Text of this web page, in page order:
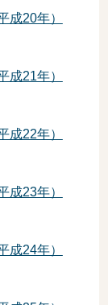
成20年）
成21年）
成22年）
成23年）
成24年）